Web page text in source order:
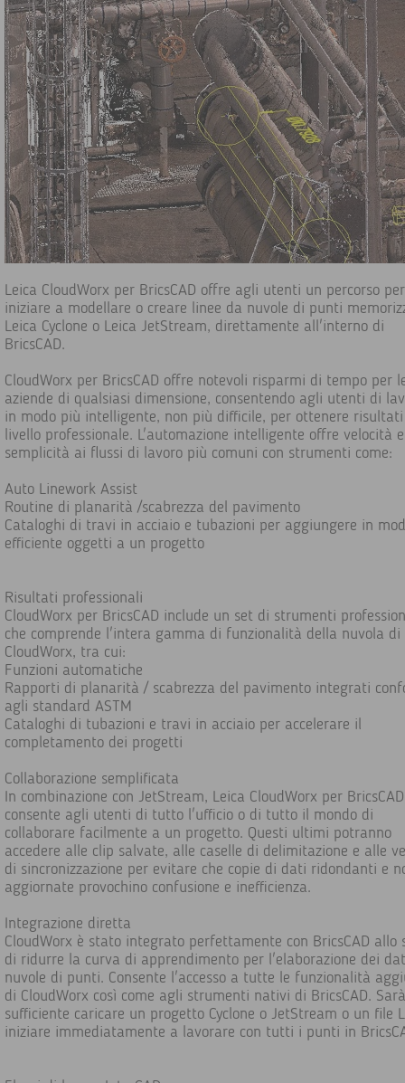
Leica CloudWorx per BricsCAD offre agli utenti un percorso per
iniziare a modellare o creare linee da nuvole di punti
Leica Cyclone o Leica JetStream, direttamente all'interno di
BricsCAD.
CloudWorx per BricsCAD offre notevoli risparmi di tempo per
aziende di qualsiasi dimensione, consentendo agli utenti di
in modo più intelligente, non più difficile, per ottenere
livello professionale. L'automazione intelligente offre velocità e
semplicità ai flussi di lavoro più comuni con strumenti come:
Auto Linework Assist
Routine di planarità /scabrezza del pavimento
Cataloghi di travi in acciaio e tubazioni per aggiungere in
efficiente oggetti a un progetto
Risultati professionali
CloudWorx per BricsCAD include un set di strumenti
che comprende l'intera gamma di funzionalità della nuvola
CloudWorx, tra cui:
Funzioni automatiche
Rapporti di planarità / scabrezza del pavimento integrati
agli standard ASTM
Cataloghi di tubazioni e travi in acciaio per accelerare il
completamento dei progetti
Collaborazione semplificata
In combinazione con JetStream, Leica CloudWorx per BricsCAD
consente agli utenti di tutto l'ufficio o di tutto il mondo di
collaborare facilmente a un progetto. Questi ultimi potranno
accedere alle clip salvate, alle caselle di delimitazione e alle
di sincronizzazione per evitare che copie di dati ridondanti e
aggiornate provochino confusione e inefficienza.
Integrazione diretta
CloudWorx è stato integrato perfettamente con BricsCAD allo
di ridurre la curva di apprendimento per l'elaborazione dei
nuvole di punti. Consente l'accesso a tutte le funzionalità
di CloudWorx così come agli strumenti nativi di BricsCAD. Sarà
sufficiente caricare un progetto Cyclone o JetStream o un file
iniziare immediatamente a lavorare con tutti i punti in